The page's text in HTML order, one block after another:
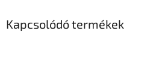
Kapcsolódó termékek